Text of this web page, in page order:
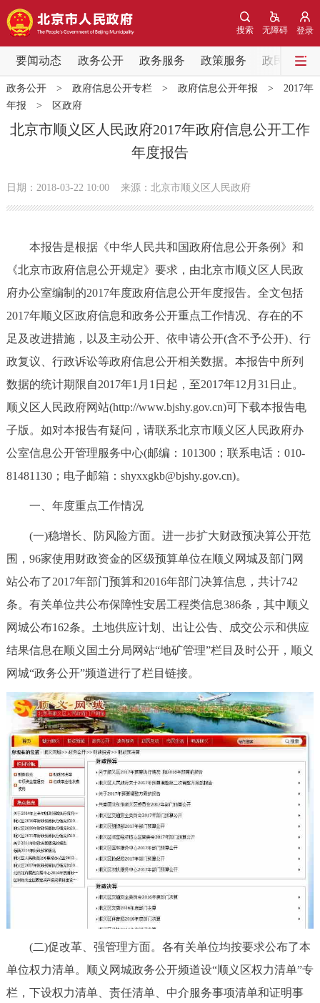
登录
无障碍
搜索
要闻动态 政务公开 政务服务 政策服务 政民互动
要闻动态
党中央精神 国务院信息 中央部委动态
北京要闻 会议信息 部门动态
市领导 机构职能 政策服务
政策兑现 政策解读 回应关切
决策公开 专题公开
个人服务 法人服务 部门服务
便民服务 利企服务 投资项目
政民互动
12345网上接诉即办 我要建议
参与调查 在线访谈 图说互动
走进北京
绿色北京 图说北京 视频北京
多语种
ENGLISH 한국어
DEUTSCH FRANÇAIS
ESPAÑOL العربية PORTUGUÊS
回到顶部
政务公开> 政府信息公开专栏> 政府信息公开年报 > 2017年
年报 > 区政府
北京市顺义区人民政府2017年政府信息公开工作
年度报告
日期：2018-03-22 10:00 来源：北京市顺义区人民政府
本报告是根据《中华人民共和国政府信息公开条例》和
《北京市政府信息公开规定》要求，由北京市顺义区人民政
府办公室编制的2017年度政府信息公开年度报告。全文包括
2017年顺义区政府信息和政务公开重点工作情况、存在的不
足及改进措施，以及主动公开、依申请公开(含不予公开)、行
政复议、行政诉讼等政府信息公开相关数据。本报告中所列
数据的统计期限自2017年1月1日起，至2017年12月31日止。
顺义区人民政府网站(http://www.bjshy.gov.cn)可下载本报告电
子版。如对本报告有疑问，请联系北京市顺义区人民政府办
公室信息公开管理服务中心(邮编：101300；联系电话：010-
81481130；电子邮箱：shyxxgkb@bjshy.gov.cn)。
一、年度重点工作情况
(一)稳增长、防风险方面。进一步扩大财政预决算公开范
围，96家使用财政资金的区级预算单位在顺义网城及部门网
站公布了2017年部门预算和2016年部门决算信息，共计742
条。有关单位共公布保障性安居工程类信息386条，其中顺义
网城公布162条。土地供应计划、出让公告、成交公示和供应
结果信息在顺义国土分局网站“地矿管理”栏目及时公开，顺义
网城“政务公开”频道进行了栏目链接。
(二)促改革、强管理方面。各有关单位均按要求公布了本
单位权力清单。顺义网城政务公开频道设“顺义区权力清单”专
栏，下设权力清单、责任清单、中介服务事项清单和证明事